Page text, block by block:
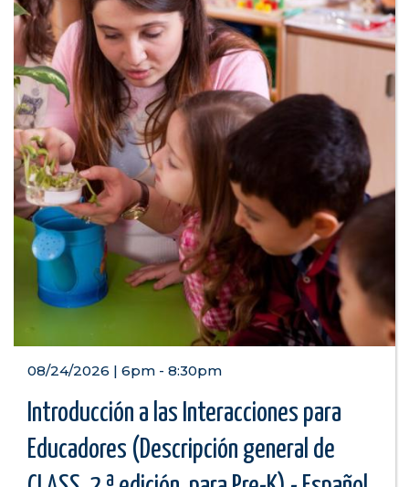
08/24/2026 | 6pm - 8:30pm
Introducción a las Interacciones para
Educadores (Descripción general de